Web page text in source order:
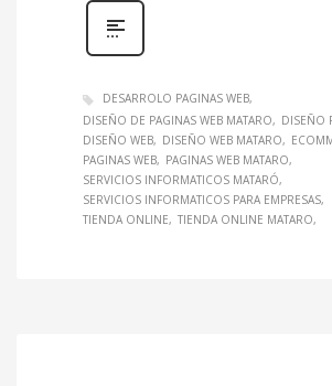
DESARROLO PAGINAS WEB
DISEÑO DE PAGINAS WEB MATARO
DISEÑO
DISEÑO WEB
DISEÑO WEB MATARO
PAGINAS WEB
PAGINAS WEB MATARO
SERVICIOS INFORMATICOS MATARÓ
SERVICIOS INFORMATICOS PARA EMPRESAS
TIENDA ONLINE
TIENDA ONLINE MATARO